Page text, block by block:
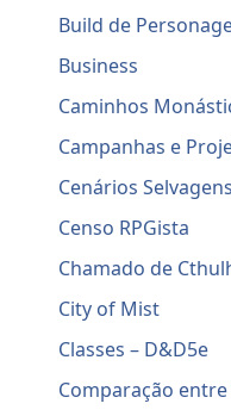
Build de
Business
Caminhos
Campanhas e
Cenários Selvagens
Censo RPGista
Chamado de
City of Mist
Classes – D&D5e
Comparação entre